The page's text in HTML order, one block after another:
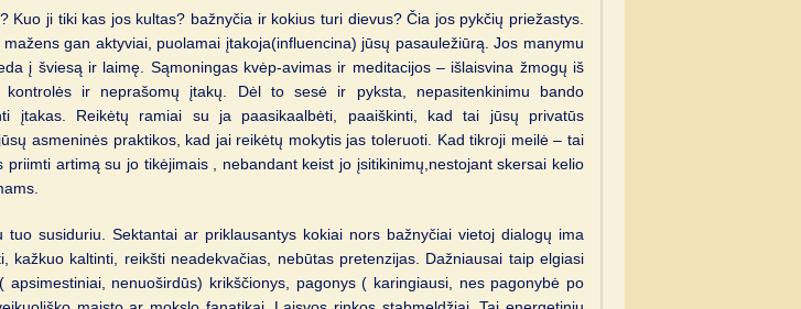
Kuo ji tiki kas jos kultas? bažnyčia ir kokius turi dievus? Čia jos pykčių priežastys.
gan aktyviai, puolamai įtakoja(influencina) jūsų pasauležiūrą. Jos manymu
į šviesą ir laimę. Sąmoningas kvėp-avimas ir meditacijos – išlaisvina žmogų iš
kontrolės ir neprašomų įtakų. Dėl to sesė ir pyksta, nepasitenkinimu bando
įtakas. Reikėtų ramiai su ja paasikaalbėti, paaiškinti, kad tai jūsų privatūs
asmeninės praktikos, kad jai reikėtų mokytis jas toleruoti. Kad tikroji meilė – tai
priimti artimą su jo tikėjimais , nebandant keist jo įsitikinimų,nestojant skersai kelio
tuo susiduriu. Sektantai ar priklausantys kokiai nors bažnyčiai vietoj dialogų ima
kažkuo kaltinti, reikšti neadekvačias, nebūtas pretenzijas. Dažniausai taip elgiasi
apsimestiniai, nenuoširdūs) krikščionys, pagonys ( karingiausi, nes pagonybė po